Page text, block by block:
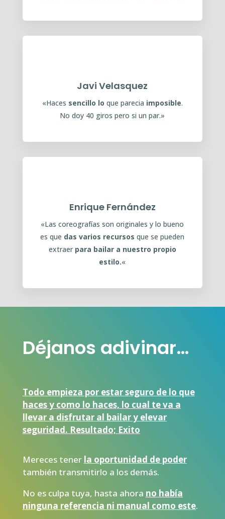
Javi Velasquez
«Haces sencillo lo que parecia imposible.
No doy 40 giros pero si un par.»
Enrique Fernández
«Las coreografías son originales y lo bueno
es que das varios recursos que se pueden
extraerpara bailar a nuestro propio
estilo.«
Déjanos adivinar…
Todo empieza por estar seguro de lo que
haces y como lo haces, lo cual te va a
llevar a disfrutar al bailar y elevar
seguridad. Resultado; Exito
Mereces tener la oportunidad de poder
también transmitirlo a los demás.
No es culpa tuya, hasta ahora no había
ninguna referencia ni manual como este.